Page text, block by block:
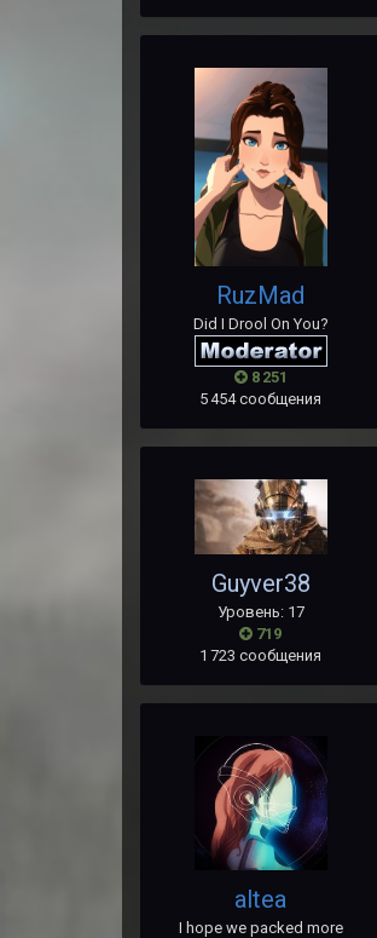
RuzMad
Did I Drool On You?
8 251
5 454 сообщения
Guyver38
Уровень: 17
719
1 723 сообщения
altea
I hope we packed more